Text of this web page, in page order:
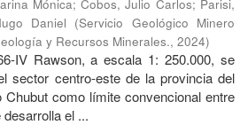
Mónica;Cobos, Julio Carlos; Parisi,
Daniel (Servicio Geológico Minero
y Recursos Minerales., 2024)
IV Rawson, a escala 1: 250.000, se
sector centro-este de la provincia del
Chubut como límite convencional entre
el ...